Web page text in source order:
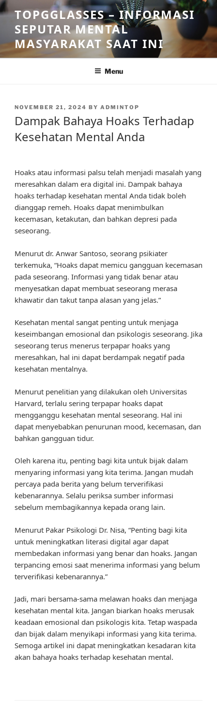
Skip
to
content
TOPGGLASSES – INFORMASI
SEPUTAR MENTAL
MASYARAKAT SAAT INI
Menu
POSTED
NOVEMBER 21, 2024 BY ADMINTOP
Dampak Bahaya Hoaks Terhadap
Kesehatan Mental Anda
Hoaks atau informasi palsu telah menjadi masalah yang
meresahkan dalam era digital ini. Dampak bahaya
hoaks terhadap kesehatan mental Anda tidak boleh
dianggap remeh. Hoaks dapat menimbulkan
kecemasan, ketakutan, dan bahkan depresi pada
seseorang.
Menurut dr. Anwar Santoso, seorang psikiater
terkemuka, “Hoaks dapat memicu gangguan kecemasan
pada seseorang. Informasi yang tidak benar atau
menyesatkan dapat membuat seseorang merasa
khawatir dan takut tanpa alasan yang jelas.”
Kesehatan mental sangat penting untuk menjaga
keseimbangan emosional dan psikologis seseorang. Jika
seseorang terus menerus terpapar hoaks yang
meresahkan, hal ini dapat berdampak negatif pada
kesehatan mentalnya.
Menurut penelitian yang dilakukan oleh Universitas
Harvard, terlalu sering terpapar hoaks dapat
mengganggu kesehatan mental seseorang. Hal ini
dapat menyebabkan penurunan mood, kecemasan, dan
bahkan gangguan tidur.
Oleh karena itu, penting bagi kita untuk bijak dalam
menyaring informasi yang kita terima. Jangan mudah
percaya pada berita yang belum terverifikasi
kebenarannya. Selalu periksa sumber informasi
sebelum membagikannya kepada orang lain.
Menurut Pakar Psikologi Dr. Nisa, “Penting bagi kita
untuk meningkatkan literasi digital agar dapat
membedakan informasi yang benar dan hoaks. Jangan
terpancing emosi saat menerima informasi yang belum
terverifikasi kebenarannya.”
Jadi, mari bersama-sama melawan hoaks dan menjaga
kesehatan mental kita. Jangan biarkan hoaks merusak
keadaan emosional dan psikologis kita. Tetap waspada
dan bijak dalam menyikapi informasi yang kita terima.
Semoga artikel ini dapat meningkatkan kesadaran kita
akan bahaya hoaks terhadap kesehatan mental.